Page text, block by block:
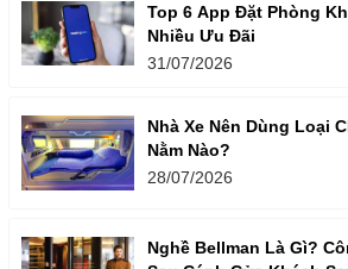
Top 6 App Đặt Phòng
Nhiều Ưu Đãi
31/07/2026
Nhà Xe Nên Dùng Loại
Nằm Nào?
28/07/2026
Nghề Bellman Là Gì?